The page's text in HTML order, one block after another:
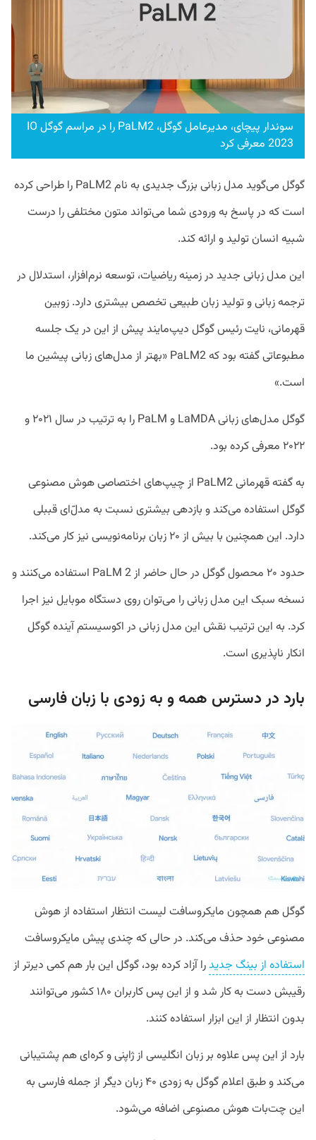
سوندار پیچای، مدیرعامل گوگل، PaLM2 را در مراسم گوگل IO
2023 معرفی کرد
گوگل می‌گوید مدل زبانی بزرگ جدیدی به نام PaLM2 را طراحی کرده
است که در پاسخ به ورودی شما می‌تواند متون مختلفی را درست
شبیه انسان تولید و ارائه کند.
این مدل زبانی جدید در زمینه ریاضیات، توسعه نرم‌افزار، استدلال در
ترجمه زبانی و تولید زبان طبیعی تخصص بیشتری دارد. زوبین
قهرمانی، نایت رئیس گوگل دیپ‌مایند پیش از این در یک جلسه
مطبوعاتی گفته بود که PaLM2 «بهتر از مدل‌های زبانی پیشین ما
است.»
گوگل مدل‌های زبانی LaMDA و PaLM را به ترتیب در سال ۲۰۲۱ و
۲۰۲۲ معرفی کرده بود.
به گفته قهرمانی PaLM2 از چیپ‌های اختصاصی هوش مصنوعی
گوگل استفاده می‌کند و بازدهی بیشتری نسبت به مدل‌ّای قببلی
دارد. این همچنین با بیش از ۲۰ زبان برنامه‌نویسی نیز کار می‌کند.
حدود ۲۰ محصول گوگل در حال حاضر از PaLM 2 استفاده می‌کنند و
نسخه سبک این مدل زبانی را می‌توان روی دستگاه موبایل نیز اجرا
کرد. به این ترتیب نقش این مدل زبانی در اکوسیستم آینده گوگل
انکار ناپذیری است.
بارد در دسترس همه و به زودی با زبان فارسی
گوگل هم همچون مایکروسافت لیست انتظار استفاده از هوش
مصنوعی خود حذف می‌کند. در حالی که چندی پیش مایکروسافت
استفاده از بینگ جدیدرا آزاد کرده بود، گوگل این بار هم کمی دیرتر از
رقیبش دست به کار شد و از این پس کاربران ۱۸۰ کشور می‌توانند
بدون انتظار از این ابزار استفاده کنند.
بارد از این پس علاوه بر زبان انگلیسی از ژاپنی و کره‌ای هم پشتیبانی
می‌کند و طبق اعلام گوگل به زودی ۴۰ زبان دیگر از جمله فارسی به
این چت‌بات هوش مصنوعی اضافه می‌شود.